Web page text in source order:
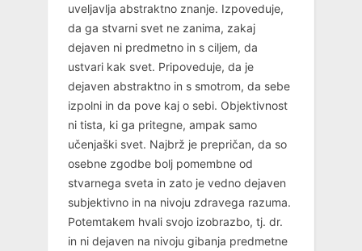
uveljavlja abstraktno znanje. Izpoveduje,
da ga stvarni svet ne zanima, zakaj
dejaven ni predmetno in s ciljem, da
ustvari kak svet. Pripoveduje, da je
dejaven abstraktno in s smotrom, da sebe
izpolni in da pove kaj o sebi. Objektivnost
ni tista, ki ga pritegne, ampak samo
učenjaški svet. Najbrž je prepričan, da so
osebne zgodbe bolj pomembne od
stvarnega sveta in zato je vedno dejaven
subjektivno in na nivoju zdravega razuma.
Potemtakem hvali svojo izobrazbo, tj. dr.
in ni dejaven na nivoju gibanja predmetne